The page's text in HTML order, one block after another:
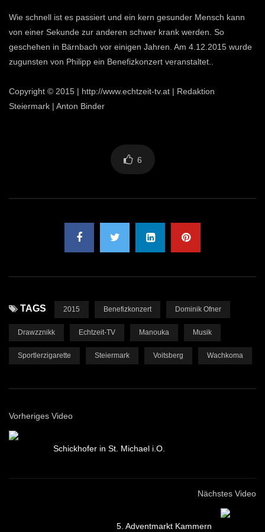
Wie schnell ist es passiert und ein kern gesunder Mensch kann
von einer Sekunde zur anderen schwer krank werden. So
geschehen in Bärnbach vor einigen Jahren. Am 4.12.2015 wurde
zugunsten von Philipp ein Benefizkonzert veranstaltet..
Copyright © 2015 | http://www.echtzeit-tv.at | Redaktion
Steiermark | Anton Binder
6
TAGS 2015 Benefizkonzert Dominik Ofner
Drawzznikk Echtzeit-TV Manouka Musik
Sportlerzigarette Steiermark Voitsberg Wachkoma
Vorheriges Video
Schickhofer in St. Michael i.O.
Nächstes Video
5. Adventmarkt Kammern